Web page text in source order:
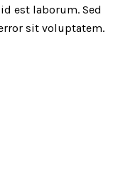
est laborum. Sed
sit voluptatem.